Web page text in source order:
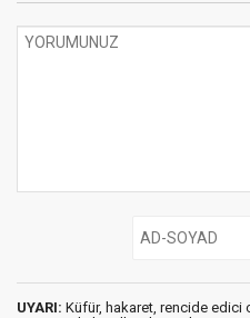
UYARI: Küfür, hakaret, rencide edici